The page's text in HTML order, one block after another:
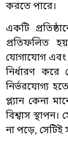
করতে পারে।
একটি
প্রতিফলিত
যোগাযোগ
নির্ধারণ
নির্ভরযোগ্য
প্ল্যান কেনা
বিশ্বাস
না পড়ে,